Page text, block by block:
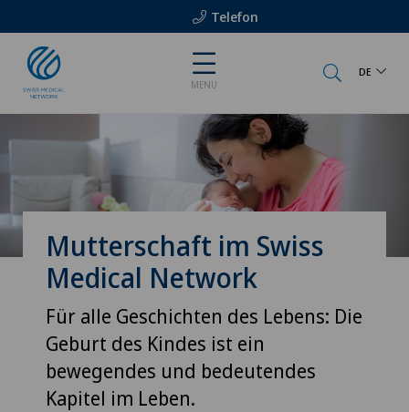
Telefon
MENU
DE
Mutterschaft im Swiss
Medical Network
Für alle Geschichten des Lebens: Die
Geburt des Kindes ist ein
bewegendes und bedeutendes
Kapitel im Leben.